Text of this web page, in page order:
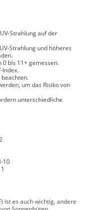
Strahlung auf der
Strahlung und höheres
0 bis 11+ gemessen.
Index.
beachten.
um das Risiko von
unterschiedliche
10
ist es auch wichtig, andere